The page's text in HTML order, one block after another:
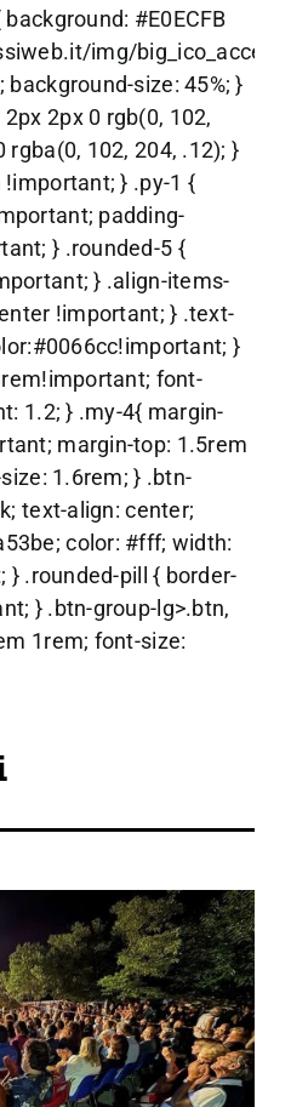
#E0ECFB
img/
size: 45%; }
2px 0 rgb(0, 102,
rgba(0, 102, 204, .12); }
!important; } .py-1 {
padding-
} .rounded-5 {
} .align-items-
!important; } .text-
}
font-
1.2; } .my-4{ margin-
margin-top: 1.5rem
1.6rem; } .btn-
text-align: center;
color: #fff; width:
.rounded-pill { border-
} .btn-group-lg>.btn,
1rem; font-size: